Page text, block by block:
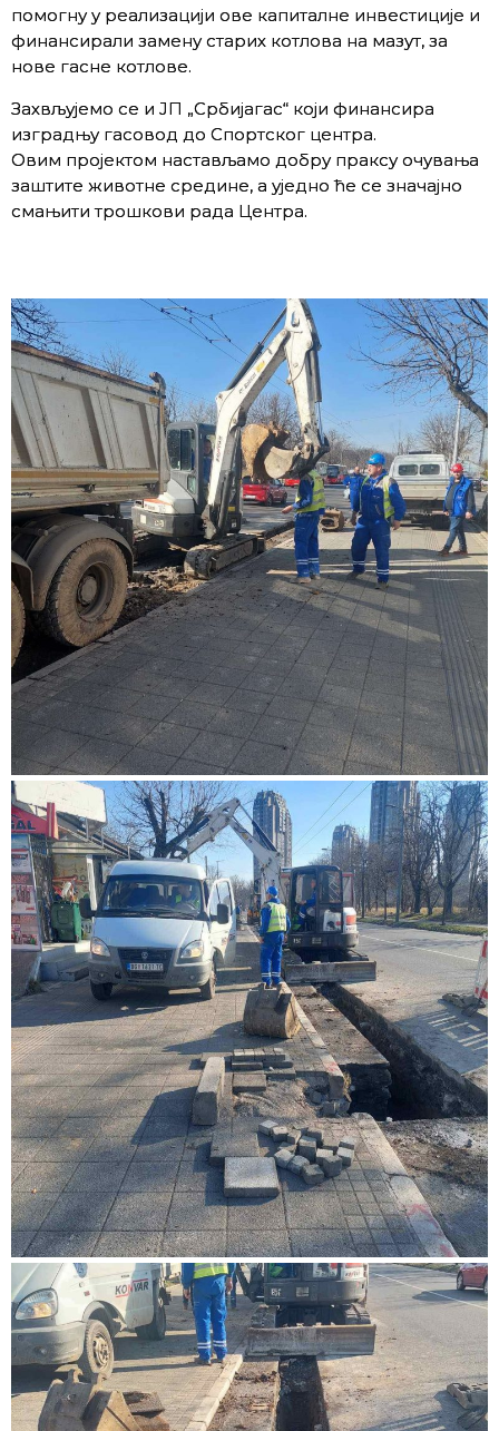
помогну у реализацији ове капиталне инвестиције и
финансирали замену старих котлова на мазут, за
нове гасне котлове.
Захвљујемо се и ЈП „Србијагас“ који финансира
изградњу гасовод до Спортског центра.
Овим пројектом настављамо добру праксу очувања
заштите животне средине, а уједно ће се значајно
смањити трошкови рада Центра.